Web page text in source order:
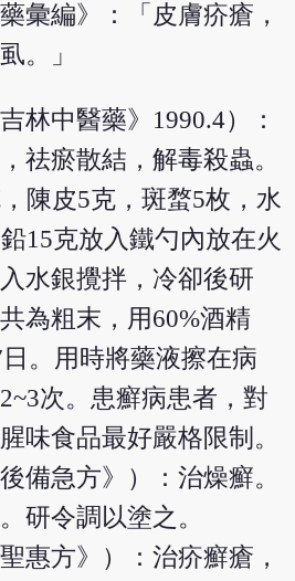
彙編》：「皮膚疥瘡，
。」
林中醫藥》1990.4）：
祛瘀散結，解毒殺蟲。
陳皮5克，斑蝥5枚，水
15克放入鐵勺內放在火
入水銀攪拌，冷卻後研
為粗末，用60%酒精
。用時將藥液擦在病
次。患癬病患者，對
味食品最好嚴格限制。
備急方》）：治燥癬。
研令調以塗之。
惠方》）：治疥癬瘡，